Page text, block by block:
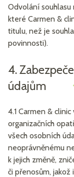
Odvolání souhlasu
které Carmen &
titulu, než je
povinnosti).
4.
údajům
4.1 Carmen &
organizačních
všech osobních
neoprávněnému
k jejich změně,
či přenosům, jakož